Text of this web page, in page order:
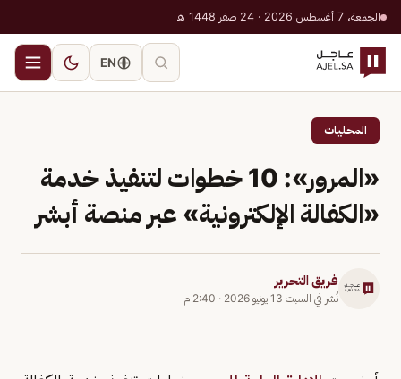
الجمعة، 7 أغسطس 2026 · 24 صفر 1448 هـ
EN
المحليات
«المرور»: 10 خطوات لتنفيذ خدمة
«الكفالة الإلكترونية» عبر منصة أبشر
فريق التحرير
نُشر في السبت 13 يونيو 2026 · 2:40 م